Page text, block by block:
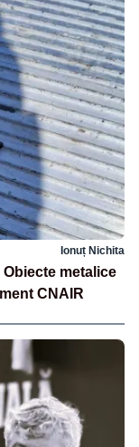
Ionuț Nichita
metalice
CNAIR